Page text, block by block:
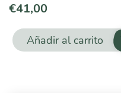
€41,00
Ácidos
Añadir al carrito